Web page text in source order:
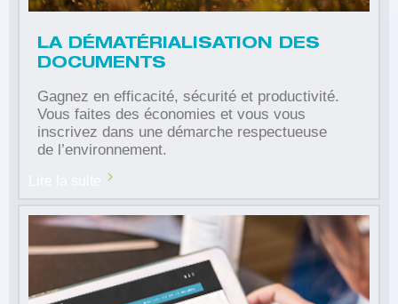
LA DÉMATÉRIALISATION DES
DOCUMENTS
Gagnez en efficacité, sécurité et productivité.
Vous faites des économies et vous vous
inscrivez dans une démarche respectueuse
de l’environnement.